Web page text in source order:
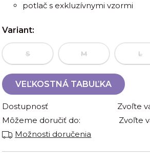
potlač s exkluzívnymi vzormi
Variant:
S M L
VEĽKOSTNÁ TABUĽKA
Dostupnosť
Zvoľte
Môžeme doručiť do:
Zvoľte
Možnosti doručenia